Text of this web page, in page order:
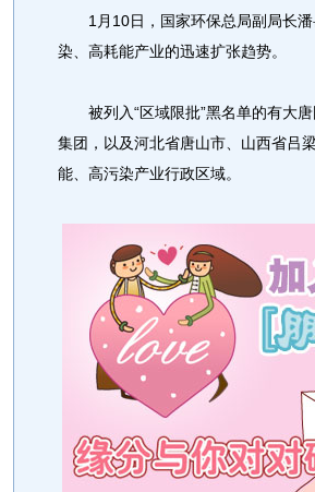
1月10日，国家环保总局副局长潘
染、高耗能产业的迅速扩张趋势。
被列入“区域限批”黑名单的有大唐
集团，以及河北省唐山市、山西省吕
能、高污染产业行政区域。